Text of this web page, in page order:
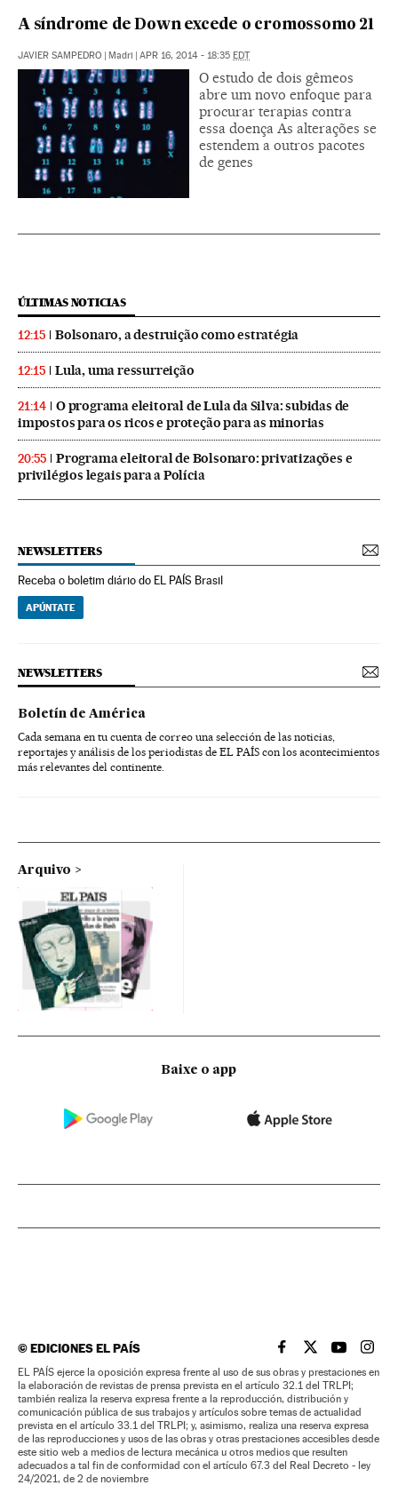
A síndrome de Down excede o cromossomo 21
JAVIER SAMPEDRO | Madri | APR 16, 2014 - 18:35 EDT
O estudo de dois gêmeos
abre um novo enfoque para
procurar terapias contra
essa doença As alterações se
estendem a outros pacotes
de genes
ÚLTIMAS NOTICIAS
12:15 Bolsonaro, a destruição como estratégia
12:15 Lula, uma ressurreição
21:14
O programa eleitoral de Lula da Silva: subidas de
impostos para os ricos e proteção para as minorias
20:55
Programa eleitoral de Bolsonaro: privatizações e
privilégios legais para a Polícia
NEWSLETTERS
Receba o boletim diário do EL PAÍS Brasil
APÚNTATE
NEWSLETTERS
Boletín de América
Cada semana en tu cuenta de correo una selección de las noticias,
reportajes y análisis de los periodistas de EL PAÍS con los acontecimientos
más relevantes del continente.
Arquivo
Baixe o app
©EDICIONES EL PAÍS EL PAÍS BRASIL EN
EL PAÍSEL PAÍS
EL
EL PAÍS ejerce la oposición expresa frente al uso de sus obras y prestaciones en
la elaboración de revistas de prensa prevista en el artículo 32.1 del TRLPI;
también realiza la reserva expresa frente a la reproducción, distribución y
comunicación pública de sus trabajos y artículos sobre temas de actualidad
prevista en el artículo 33.1 del TRLPI; y, asimismo, realiza una reserva expresa
de las reproducciones y usos de las obras y otras prestaciones accesibles desde
este sitio web a medios de lectura mecánica u otros medios que resulten
adecuados a tal fin de conformidad con el artículo 67.3 del Real Decreto - ley
24/2021, de 2 de noviembre